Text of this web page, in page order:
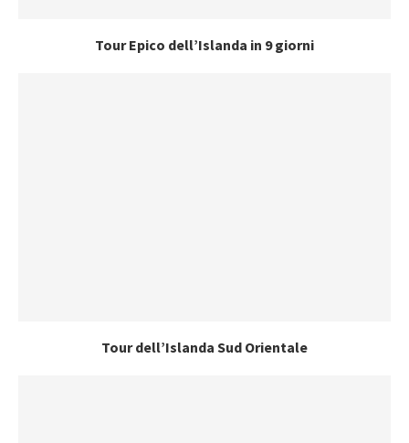
Tour Epico dell’Islanda in 9 giorni
Tour dell’Islanda Sud Orientale